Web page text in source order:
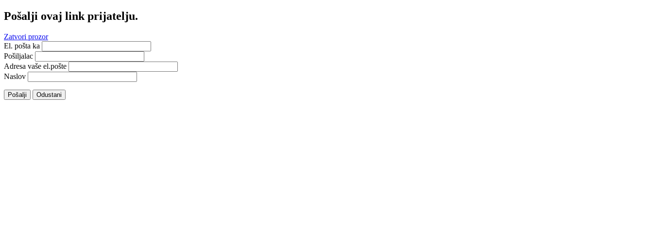
Pošalji ovaj link prijatelju.
Zatvori prozor
El. pošta ka
Pošiljalac
Adresa vaše el.pošte
Naslov
Pošalji Odustani